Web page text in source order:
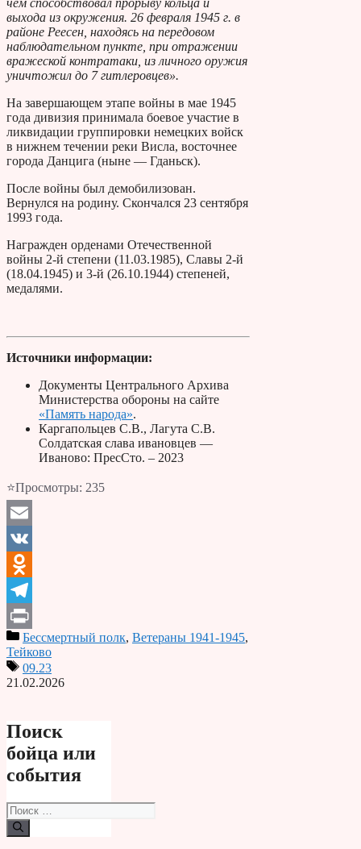
выхода из окружения. 26 февраля 1945 г. в
районе Реесен, находясь на передовом
наблюдательном пункте, при отражении
вражеской контратаки, из личного оружия
уничтожил до 7 гитлеровцев».
На завершающем этапе войны в мае 1945
года дивизия принимала боевое участие в
ликвидации группировки немецких войск
в нижнем течении реки Висла, восточнее
города Данцига (ныне — Гданьск).
После войны был демобилизован.
Вернулся на родину. Скончался 23 сентября
1993 года.
Награжден орденами Отечественной
войны 2-й степени (11.03.1985), Славы 2-й
(18.04.1945) и 3-й (26.10.1944) степеней,
медалями.
Источники информации:
Документы Центрального Архива
Министерства обороны на сайте
«Память народа».
Каргапольцев С.В., Лагута С.В.
Солдатская слава ивановцев —
Иваново: ПресСто. – 2023
⭐Просмотры: 235
Email
VK
Odnoklassniki
Telegram
PrintБессмертный полк, Ветераны 1941-1945,
Тейково
09.23
21.02.2026
Поиск
бойца или
события
Поиск: